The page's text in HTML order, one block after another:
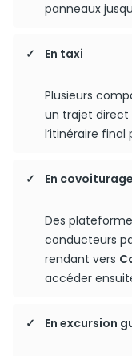
panneaux
En taxi
Plusieurs
un trajet direct
l’itinéraire
En covoiturage
Des
conducteurs
rendant vers
accéder
En excursion